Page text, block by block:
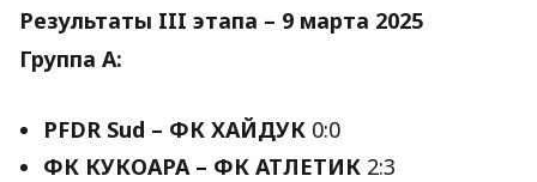
Результаты III этапа – 9 марта 2025
Группа A:
PFDR Sud – ФК ХАЙДУК 0:0
ФК КУКОАРА – ФК АТЛЕТИК 2:3